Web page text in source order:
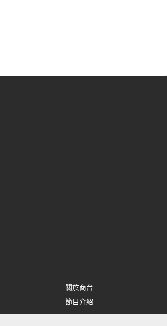
關於商台
節目介紹